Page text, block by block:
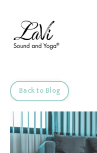
Back to Blog